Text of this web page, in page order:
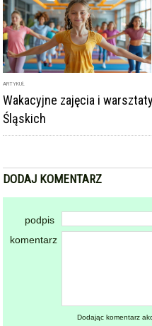
ARTYKUŁ
Wakacyjne zajęcia i
Śląskich
DODAJ KOMENTARZ
podpis
komentarz
Dodając komentarz